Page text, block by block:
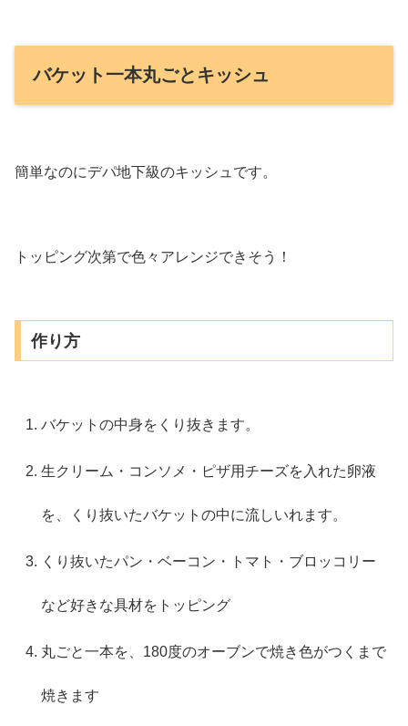
バケット一本丸ごとキッシュ
簡単なのにデパ地下級のキッシュです。
トッピング次第で色々アレンジできそう！
作り方
バケットの中身をくり抜きます。
生クリーム・コンソメ・ピザ用チーズを入れた卵液
を、くり抜いたバケットの中に流しいれます。
くり抜いたパン・ベーコン・トマト・ブロッコリー
など好きな具材をトッピング
丸ごと一本を、180度のオーブンで焼き色がつくまで
焼きます